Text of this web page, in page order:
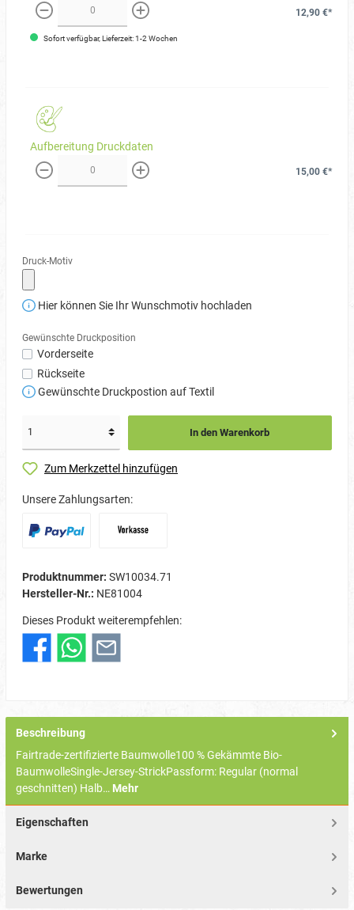
weniger mehr
12,90 €*
Sofort verfügbar, Lieferzeit: 1-2 Wochen
Aufbereitung Druckdaten
weniger mehr
15,00 €*
Druck-Motiv
Hier können Sie Ihr Wunschmotiv hochladen
Gewünschte Druckposition
Vorderseite
Rückseite
Gewünschte Druckpostion auf Textil
In den Warenkorb
Zum Merkzettel hinzufügen
Unsere Zahlungsarten:
Produktnummer: SW10034.71
Hersteller-Nr.: NE81004
Dieses Produkt weiterempfehlen:
Beschreibung
Fairtrade-zertifizierte Baumwolle100 % Gekämmte Bio-
BaumwolleSingle-Jersey-StrickPassform: Regular (normal
geschnitten) Halb… Mehr
Eigenschaften
Marke
Bewertungen